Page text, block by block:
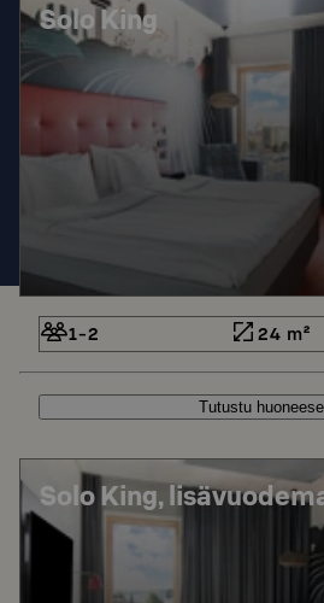
Solo King
1-2 24 m²
Tutustu
Solo King,